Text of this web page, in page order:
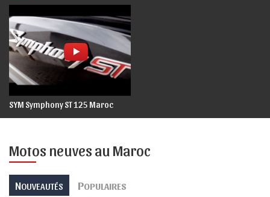
SYM Symphony ST 125 Maroc
Motos neuves au Maroc
NOUVEAUTÉS POPULAIRES